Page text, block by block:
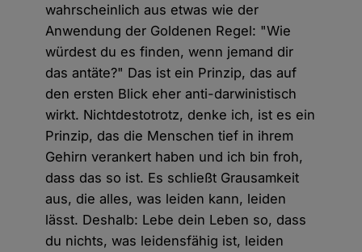
wahrscheinlich aus etwas wie der
Anwendung der Goldenen Regel: "Wie
würdest du es finden, wenn jemand dir
das antäte?" Das ist ein Prinzip, das auf
den ersten Blick eher anti-darwinistisch
wirkt. Nichtdestotrotz, denke ich, ist es ein
Prinzip, das die Menschen tief in ihrem
Gehirn verankert haben und ich bin froh,
dass das so ist. Es schließt Grausamkeit
aus, die alles, was leiden kann, leiden
lässt. Deshalb: Lebe dein Leben so, dass
du nichts, was leidensfähig ist, leiden